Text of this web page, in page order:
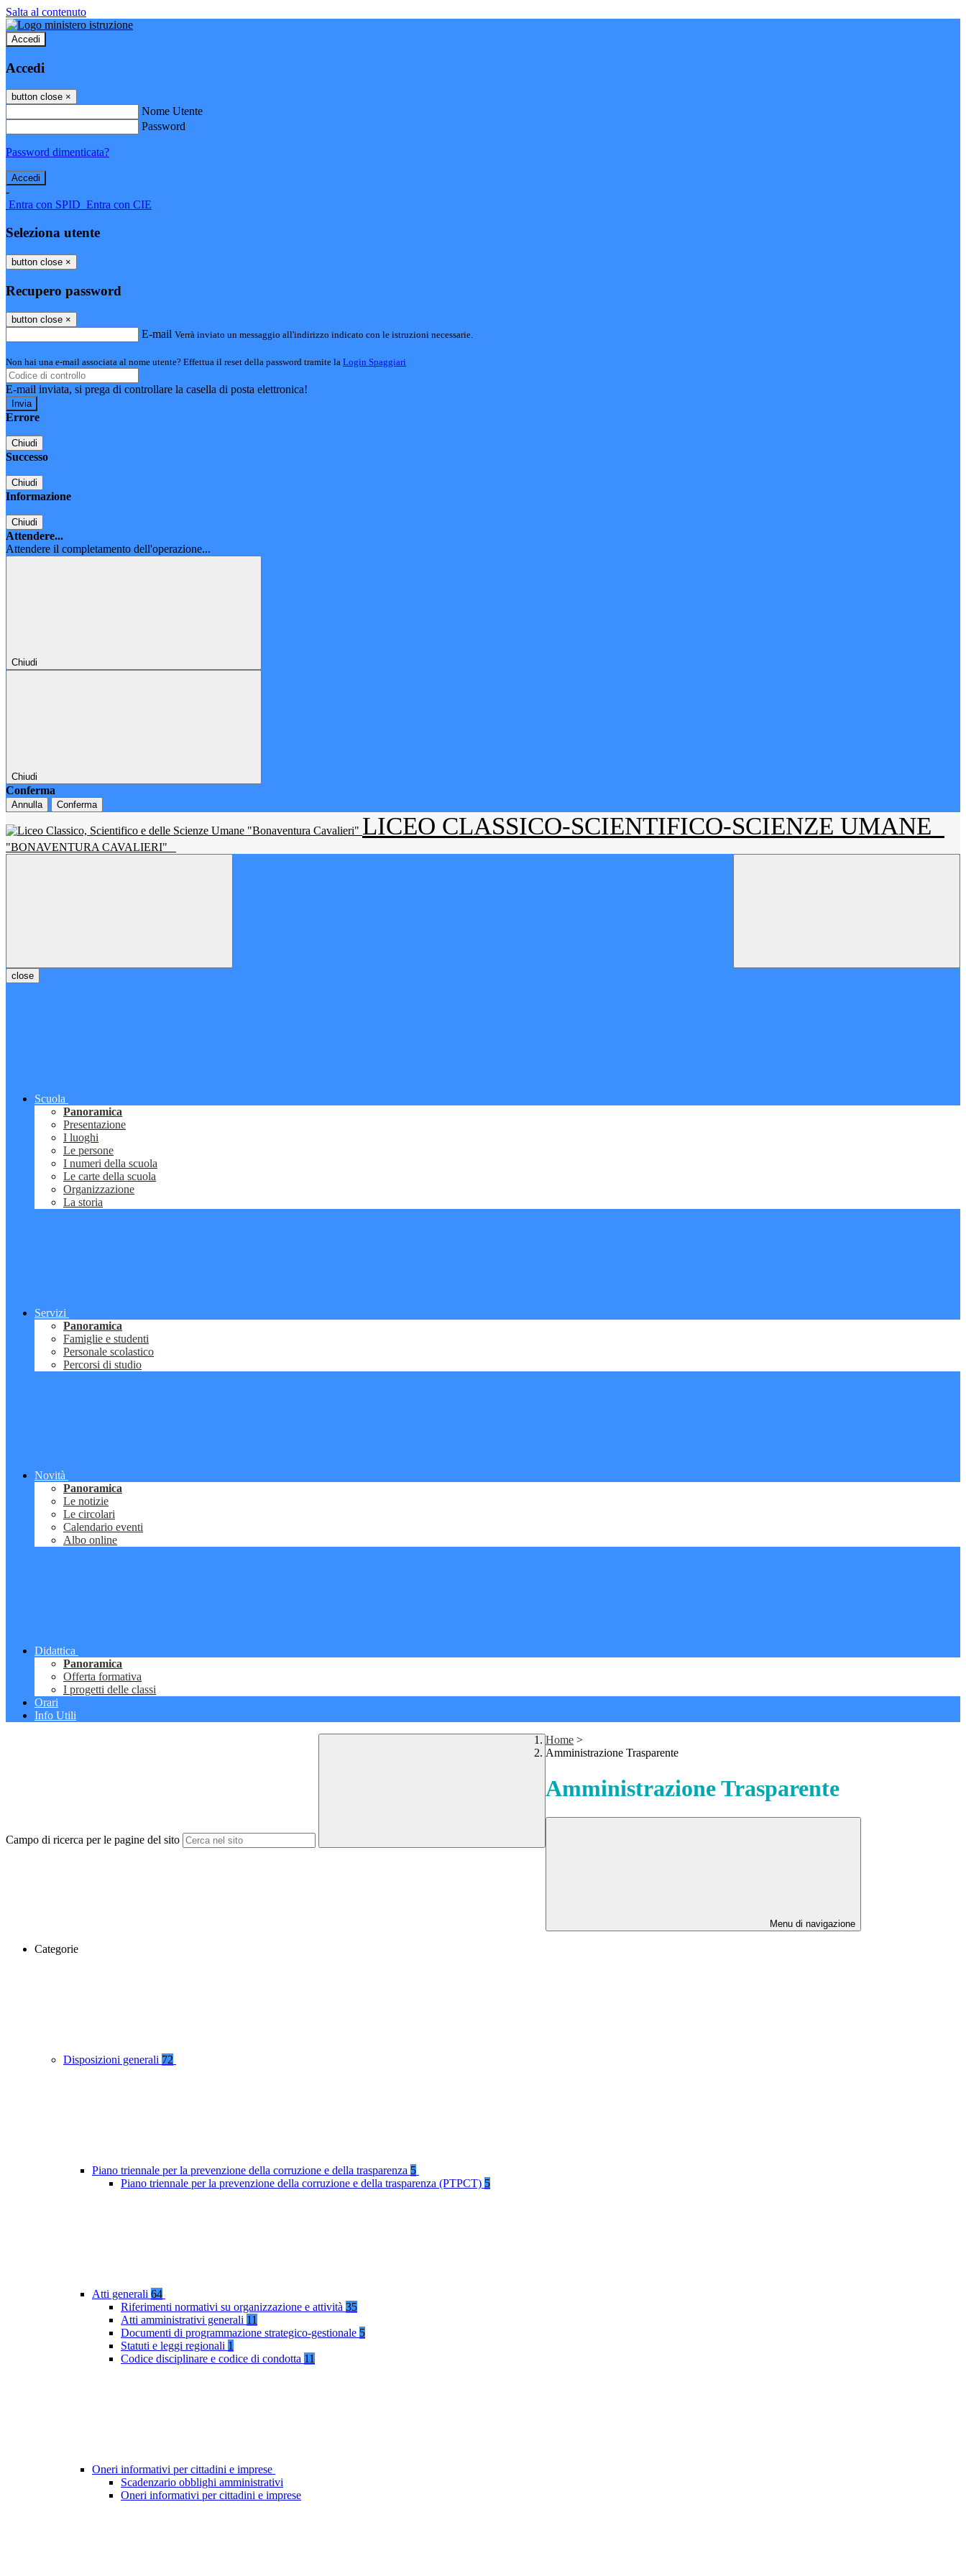
Salta al contenuto
Accedi
Accedi
button close ×
Nome Utente
Password
Password dimenticata?
-
Entra con SPID Entra con CIE
Seleziona utente
button close ×
Recupero password
button close ×
E-mail Verrà inviato un messaggio all'indirizzo indicato con le istruzioni necessarie.
Non hai una e-mail associata al nome utente? Effettua il reset della password tramite la Login Spaggiari
E-mail inviata, si prega di controllare la casella di posta elettronica!
Errore
Chiudi
Successo
Chiudi
Informazione
Chiudi
Attendere...
Attendere il completamento dell'operazione...
Chiudi
Chiudi
Conferma
Annulla Conferma
LICEO CLASSICO-SCIENTIFICO-SCIENZE UMANE
"BONAVENTURA CAVALIERI"
close
Scuola
Panoramica
Presentazione
I luoghi
Le persone
I numeri della scuola
Le carte della scuola
Organizzazione
La storia
Servizi
Panoramica
Famiglie e studenti
Personale scolastico
Percorsi di studio
Novità
Panoramica
Le notizie
Le circolari
Calendario eventi
Albo online
Didattica
Panoramica
Offerta formativa
I progetti delle classi
Orari
Info Utili
Campo di ricerca per le pagine del sito
Home >
Amministrazione Trasparente
Amministrazione Trasparente
Menu di navigazione
Categorie
Disposizioni generali 72
Piano triennale per la prevenzione della corruzione e della trasparenza 5
Piano triennale per la prevenzione della corruzione e della trasparenza (PTPCT) 5
Atti generali 64
Riferimenti normativi su organizzazione e attività 35
Atti amministrativi generali 11
Documenti di programmazione strategico-gestionale 5
Statuti e leggi regionali 1
Codice disciplinare e codice di condotta 11
Oneri informativi per cittadini e imprese
Scadenzario obblighi amministrativi
Oneri informativi per cittadini e imprese